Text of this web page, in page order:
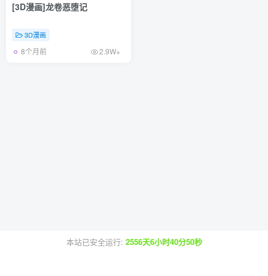
[3D漫画]龙卷恶堕记
3D漫画
8个月前 2.9W+
本站已安全运行: 2556天6小时40分50秒